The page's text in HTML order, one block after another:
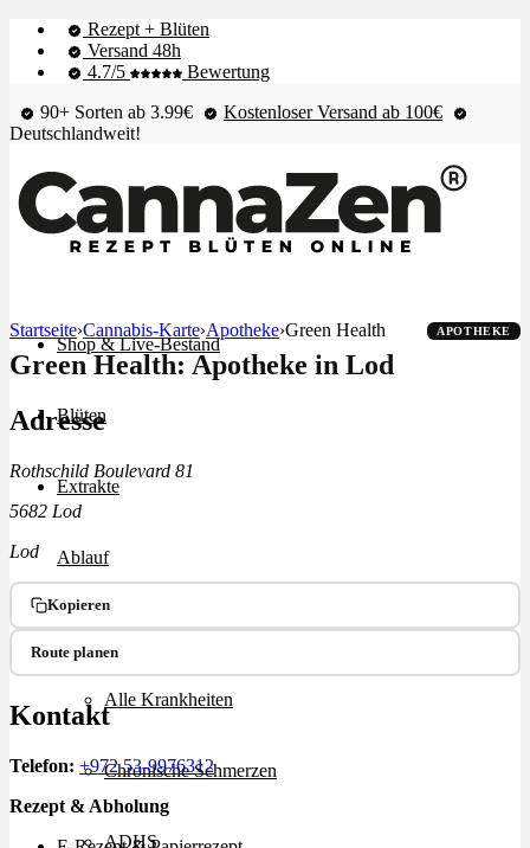
Rezept + Blüten
Versand 48h
4.7/5
Bewertung
90+ Sorten ab 3.99€
Kostenloser Versand ab 100€
Deutschlandweit!
Shop & Live-Bestand
Blüten
Extrakte
Ablauf
Therapien
Alle Krankheiten
Chronische Schmerzen
ADHS
Startseite›Cannabis-Karte›Apotheke›Green Health APOTHEKE
Green Health: Apotheke in Lod
Adresse
Rothschild Boulevard 81
5682 Lod
Lod
Kopieren
Route planen
Kontakt
Telefon: +972 53-9976312
Rezept & Abholung